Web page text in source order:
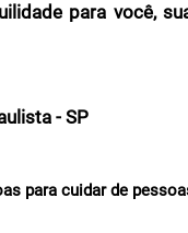
para você,
- SP
para cuidar de